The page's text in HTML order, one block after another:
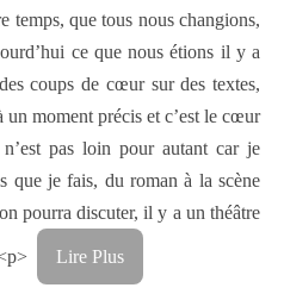
temps, que tous nous changions,
ce que nous étions il y a
coups de cœur sur des textes,
un moment précis et c’est le cœur
pas loin pour autant car je
que je fais, du roman à la scène
pourra discuter, il y a un théâtre
Lire Plus